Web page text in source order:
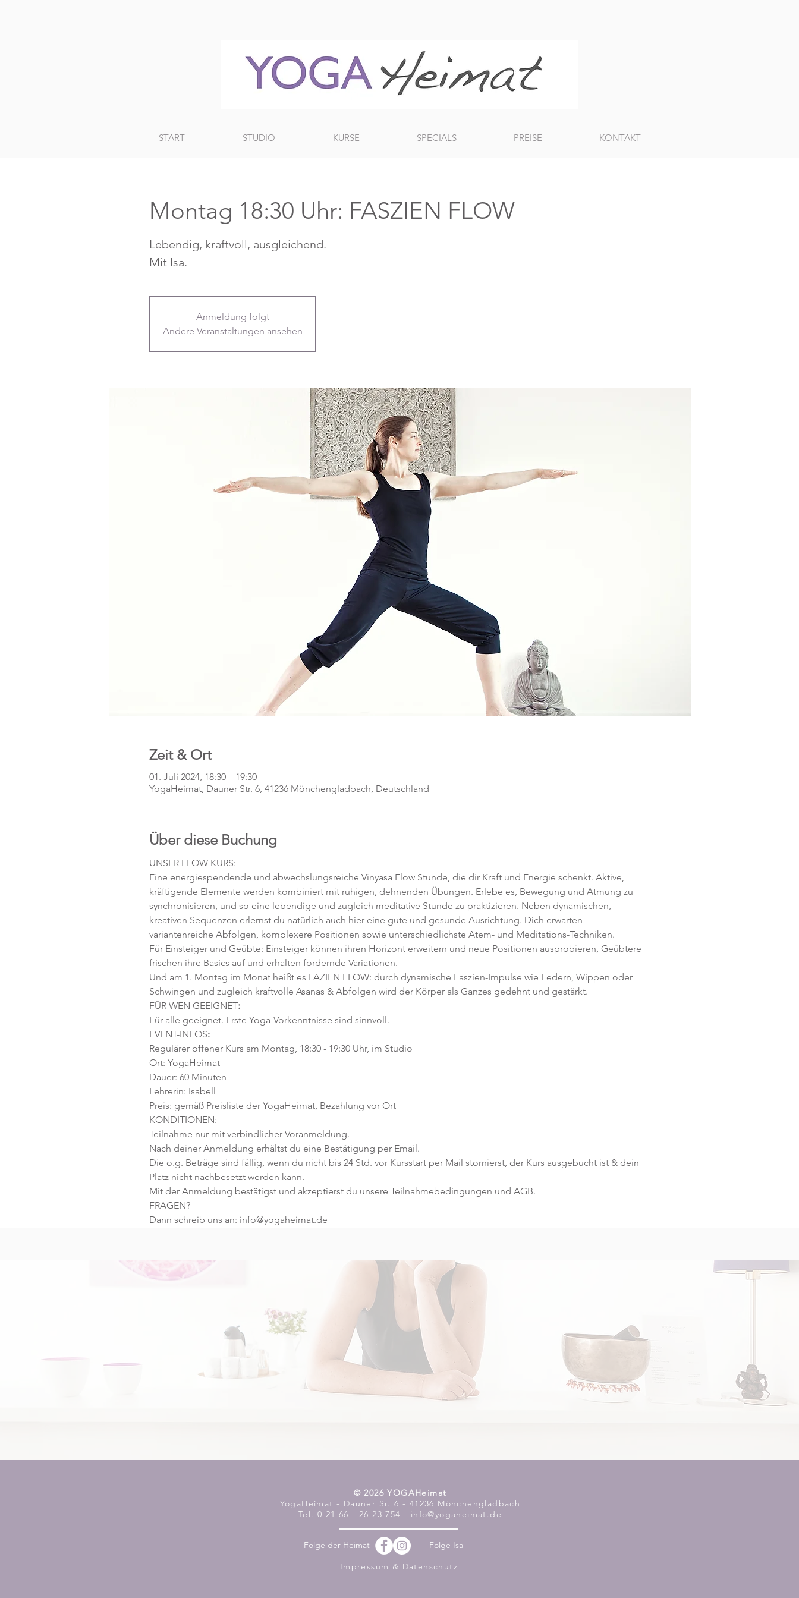
START STUDIO KURSE SPECIALS PREISE KONTAKT
Montag 18:30 Uhr: FASZIEN FLOW
Lebendig, kraftvoll, ausgleichend.
Mit Isa.
Anmeldung folgt
Andere Veranstaltungen ansehen
Zeit & Ort
01. Juli 2024, 18:30 – 19:30
YogaHeimat, Dauner Str. 6, 41236 Mönchengladbach, Deutschland
Über diese Buchung
UNSER FLOW KURS:
Eine energiespendende und abwechslungsreiche Vinyasa Flow Stunde, die dir Kraft und Energie schenkt. Aktive,
kräftigende Elemente werden kombiniert mit ruhigen, dehnenden Übungen. Erlebe es, Bewegung und Atmung zu
synchronisieren, und so eine lebendige und zugleich meditative Stunde zu praktizieren. Neben dynamischen,
kreativen Sequenzen erlernst du natürlich auch hier eine gute und gesunde Ausrichtung. Dich erwarten
variantenreiche Abfolgen, komplexere Positionen sowie unterschiedlichste Atem- und Meditations-Techniken.
Für Einsteiger und Geübte: Einsteiger können ihren Horizont erweitern und neue Positionen ausprobieren, Geübtere
frischen ihre Basics auf und erhalten fordernde Variationen.
Und am 1. Montag im Monat heißt es FAZIEN FLOW: durch dynamische Faszien-Impulse wie Federn, Wippen oder
Schwingen und zugleich kraftvolle Asanas & Abfolgen wird der Körper als Ganzes gedehnt und gestärkt.
FÜR WEN GEEIGNET:
Für alle geeignet. Erste Yoga-Vorkenntnisse sind sinnvoll.
EVENT-INFOS:
Regulärer offener Kurs am Montag, 18:30 - 19:30 Uhr, im Studio
Ort: YogaHeimat
Dauer: 60 Minuten
Lehrerin: Isabell
Preis: gemäß Preisliste der YogaHeimat, Bezahlung vor Ort
KONDITIONEN:
Teilnahme nur mit verbindlicher Voranmeldung.
Nach deiner Anmeldung erhältst du eine Bestätigung per Email.
Die o.g. Beträge sind fällig, wenn du nicht bis 24 Std. vor Kursstart per Mail stornierst, der Kurs ausgebucht ist & dein
Platz nicht nachbesetzt werden kann.
Mit der Anmeldung bestätigst und akzeptierst du unsere Teilnahmebedingungen und AGB.
FRAGEN?
Dann schreib uns an: info@yogaheimat.de
​© 2026 YOGAHeimat
YogaHeimat - Dauner Sr. 6 - 41236 Mönchengladbach
Tel. 0 21 66 - 26 23 754 - info@yogaheimat.de
Folge der Heimat
Folge Isa
Impressum & Datenschutz